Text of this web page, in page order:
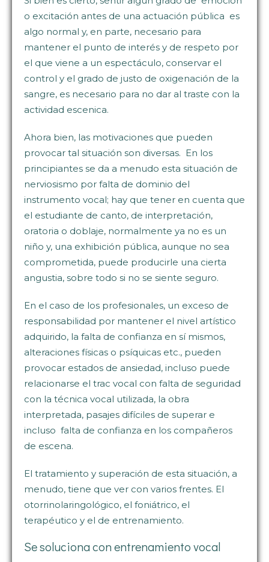
o excitación antes de una actuación pública es
algo normal y, en parte, necesario para
mantener el punto de interés y de respeto por
el que viene a un espectáculo, conservar el
control y el grado de justo de oxigenación de la
sangre, es necesario para no dar al traste con la
actividad escenica.
Ahora bien, las motivaciones que pueden
provocar tal situación son diversas. En los
principiantes se da a menudo esta situación de
nerviosismo por falta de dominio del
instrumento vocal; hay que tener en cuenta que
el estudiante de canto, de interpretación,
oratoria o doblaje, normalmente ya no es un
niño y, una exhibición pública, aunque no sea
comprometida, puede producirle una cierta
angustia, sobre todo si no se siente seguro.
En el caso de los profesionales, un exceso de
responsabilidad por mantener el nivel artístico
adquirido, la falta de confianza en sí mismos,
alteraciones físicas o psíquicas etc., pueden
provocar estados de ansiedad, incluso puede
relacionarse el trac vocal con falta de seguridad
con la técnica vocal utilizada, la obra
interpretada, pasajes difíciles de superar e
incluso falta de confianza en los compañeros
de escena.
El tratamiento y superación de esta situación, a
menudo, tiene que ver con varios frentes. El
otorrinolaringológico, el foniátrico, el
terapéutico y el de entrenamiento.
Se soluciona con entrenamiento vocal